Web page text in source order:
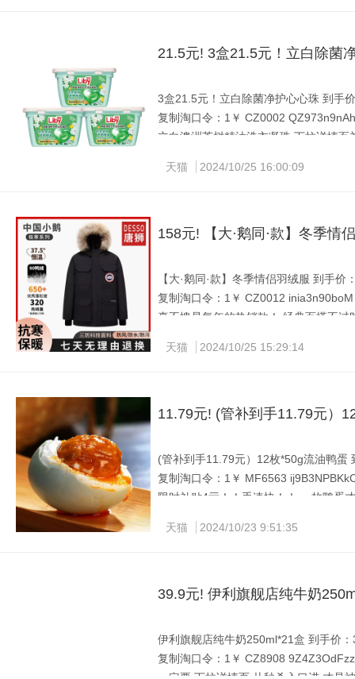
21.5元! 3盒21.5元！立白除菌
3盒21.5元！立白除菌净护心心珠 到手
复制淘口令：1￥ CZ0002
立白澳洲茶树精油洗衣凝珠 下拉详情
天猫
2024/10/25 16:00:09
158元! 【大·鹅同·款】冬季情
【大·鹅同·款】冬季情侣羽绒服 到手
复制淘口令：1￥ CZ0012
真不愧是每年的热销款！ 经典百搭不
天猫
2024/10/25 15:29:14
11.79元! (管补到手11.79元）
(管补到手11.79元）12枚*50g流油鸭蛋
复制淘口令：1￥ MF6563
限时补贴4亓！！手速快！！ 一枚鸭蛋
天猫 2024/10/23 9:51:35
39.9元! 伊利旗舰店纯牛奶
伊利旗舰店纯牛奶250ml*21盒 到手价
复制淘口令：1￥ CZ8908